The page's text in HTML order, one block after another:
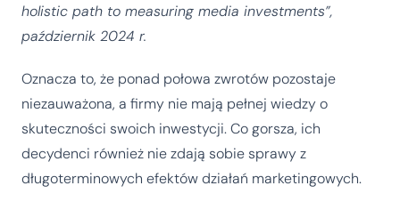
holistic path to measuring media investments”,
październik 2024 r.
Oznacza to, że ponad połowa zwrotów pozostaje
niezauważona, a firmy nie mają pełnej wiedzy o
skuteczności swoich inwestycji. Co gorsza, ich
decydenci również nie zdają sobie sprawy z
długoterminowych efektów działań marketingowych.